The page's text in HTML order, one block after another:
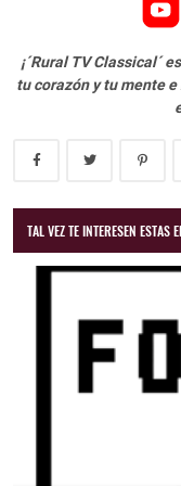
¡´Rural TV Classical´
tu corazón y tu mente
TAL VEZ TE INTERESEN ESTAS